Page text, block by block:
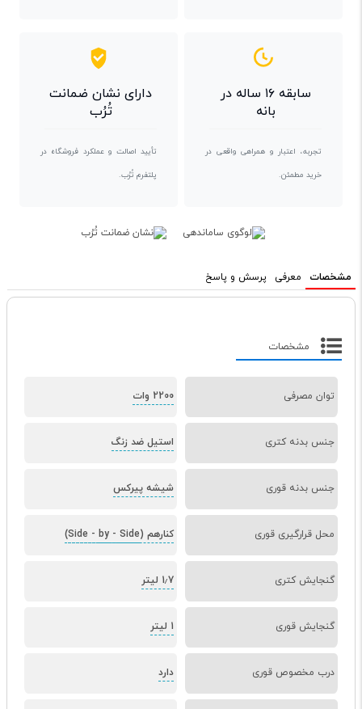
سابقه ۱۶ ساله در
بانه
تجربه، اعتبار و همراهی واقعی در
خرید مطمئن.
دارای نشان ضمانت
تُرُب
تأیید اصالت و عملکرد فروشگاه در
پلتفرم تُرُب.
مشخصات معرفی پرسش و پاسخ
مشخصات
توان مصرفی 2200 وات
جنس بدنه کتری استیل ضد زنگ
جنس بدنه قوری شیشه پیرکس
محل قرارگیری قوری کنارهم (Side - by - Side)
گنجایش کتری 1٫7 لیتر
گنجایش قوری 1 لیتر
درب مخصوص قوری دارد